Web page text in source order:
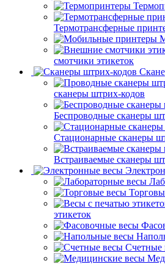
Термотрансферные
смотчики этикеток
сканеры штрих-кодов
Беспроводные сканеры
Стационарные сканеры
Встраиваемые сканеры
этикеток
Счетные